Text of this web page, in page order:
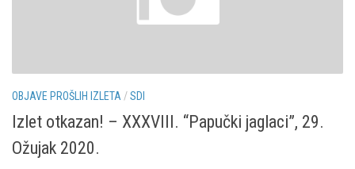
Izleti
Izvješća s izleta Obiteljske sekcije
Pruži mi ruku – OSI
Obilaznice
Gojzerica
Špiljama Lijepe Naše
Hrvatske planinarske kuće
OBJAVE PROŠLIH IZLETA /SDI
Izlet otkazan! – XXXVIII. “Papučki jaglaci”, 29.
Ožujak 2020.